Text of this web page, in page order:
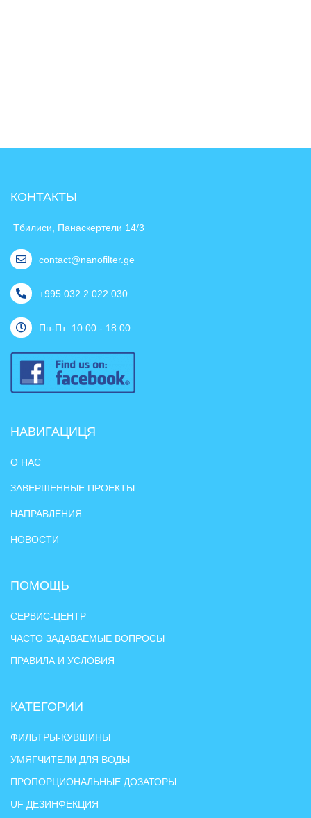
КОНТАКТЫ
Тбилиси, Панаскертели 14/3
contact@nanofilter.ge
+995 032 2 022 030
Пн-Пт: 10:00 - 18:00
НАВИГАЦИЦЯ
О НАС
ЗАВЕРШЕННЫЕ ПРОЕКТЫ
НАПРАВЛЕНИЯ
НОВОСТИ
ПОМОЩЬ
СЕРВИС-ЦЕНТР
ЧАСТО ЗАДАВАЕМЫЕ ВОПРОСЫ
ПРАВИЛА И УСЛОВИЯ
КАТЕГОРИИ
ФИЛЬТРЫ-КУВШИНЫ
УМЯГЧИТЕЛИ ДЛЯ ВОДЫ
ПРОПОРЦИОНАЛЬНЫЕ ДОЗАТОРЫ
UF ДЕЗИНФЕКЦИЯ